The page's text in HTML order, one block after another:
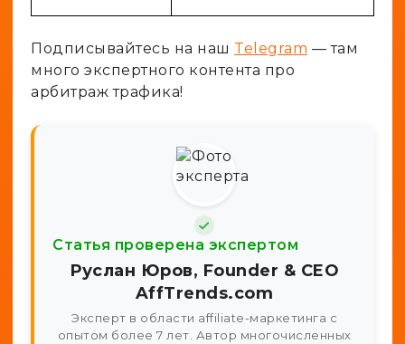
Подписывайтесь на наш Telegram — там
много экспертного контента про
арбитраж трафика!
Статья проверена экспертом
Руслан Юров, Founder & CEO
AffTrends.com
Эксперт в области affiliate-маркетинга с
опытом более 7 лет. Автор многочисленных